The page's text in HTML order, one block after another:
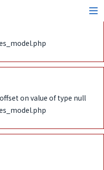
on value of type null